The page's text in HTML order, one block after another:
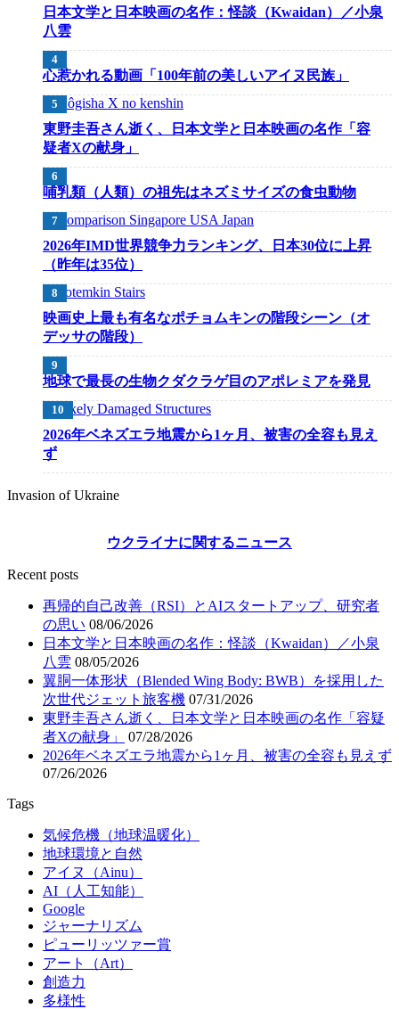
日本文学と日本映画の名作：怪談（Kwaidan）／小泉
八雲
心惹かれる動画「100年前の美しいアイヌ民族」
東野圭吾さん逝く、日本文学と日本映画の名作「容
疑者Xの献身」
哺乳類（人類）の祖先はネズミサイズの食虫動物
2026年IMD世界競争力ランキング、日本30位に上昇
（昨年は35位）
映画史上最も有名なポチョムキンの階段シーン（オ
デッサの階段）
地球で最長の生物クダクラゲ目のアポレミアを発見
2026年ベネズエラ地震から1ヶ月、被害の全容も見え
ず
Invasion of Ukraine
ウクライナに関するニュース
Recent posts
再帰的自己改善（RSI）とAIスタートアップ、研究者
の思い 08/06/2026
日本文学と日本映画の名作：怪談（Kwaidan）／小泉
八雲 08/05/2026
翼胴一体形状（Blended Wing Body: BWB）を採用した
次世代ジェット旅客機 07/31/2026
東野圭吾さん逝く、日本文学と日本映画の名作「容疑
者Xの献身」
07/28/2026
2026年ベネズエラ地震から1ヶ月、被害の全容も見えず
07/26/2026
Tags
気候危機（地球温暖化）
地球環境と自然
アイヌ（Ainu）
AI（人工知能）
Google
ジャーナリズム
ピューリッツァー賞
アート（Art）
創造力
多様性